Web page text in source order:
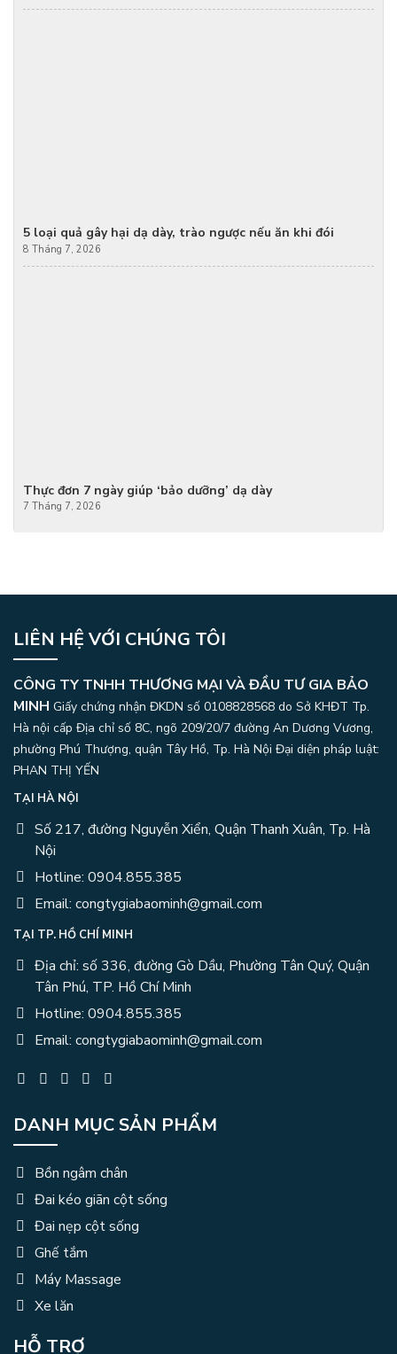
5 loại quả gây hại dạ dày, trào ngược nếu ăn khi đói
8 Tháng 7, 2026
Thực đơn 7 ngày giúp ‘bảo dưỡng’ dạ dày
7 Tháng 7, 2026
LIÊN HỆ VỚI CHÚNG TÔI
CÔNG TY TNHH THƯƠNG MẠI VÀ ĐẦU TƯ GIA BẢO
MINH Giấy chứng nhận ĐKDN số 0108828568 do Sở KHĐT Tp.
Hà nội cấp Địa chỉ số 8C, ngõ 209/20/7 đường An Dương Vương,
phường Phú Thượng, quận Tây Hồ, Tp. Hà Nội Đại diện pháp luật:
PHAN THỊ YẾN
TẠI HÀ NỘI
Số 217, đường Nguyễn Xiển, Quận Thanh Xuân, Tp. Hà
Nội
Hotline: 0904.855.385
Email: congtygiabaominh@gmail.com
TẠI TP. HỒ CHÍ MINH
Địa chỉ: số 336, đường Gò Dầu, Phường Tân Quý, Quận
Tân Phú, TP. Hồ Chí Minh
Hotline: 0904.855.385
Email: congtygiabaominh@gmail.com
DANH MỤC SẢN PHẨM
Bồn ngâm chân
Đai kéo giãn cột sống
Đai nẹp cột sống
Ghế tắm
Máy Massage
Xe lăn
HỖ TRỢ